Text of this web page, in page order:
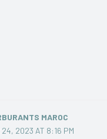
MAROC
24, 2023 AT 8:16 PM